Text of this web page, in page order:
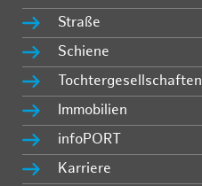
Straße
Schiene
Tochtergesellschaften
Immobilien
infoPORT
Karriere